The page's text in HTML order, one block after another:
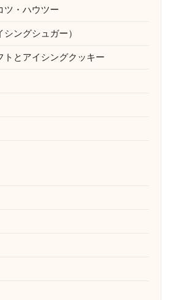
ツ・ハウツー
ングシュガー）
トとアイシングクッキー